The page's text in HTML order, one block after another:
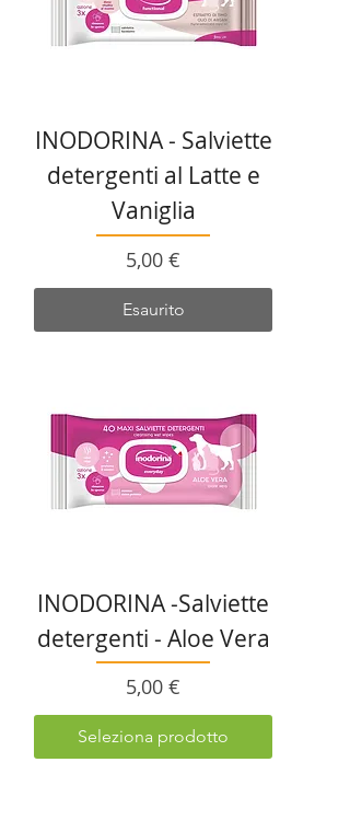
INODORINA - Salviette
detergenti al Latte e
Vaniglia
Prezzo
5,00 €
Esaurito
INODORINA -Salviette
detergenti - Aloe Vera
Prezzo
5,00 €
Seleziona prodotto